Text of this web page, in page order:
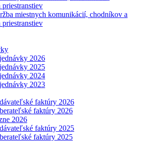
miestnych komunikácií, chodníkov a
2026
2025
2024
2023
faktúry 2026
faktúry 2026
2026
faktúry 2025
faktúry 2025